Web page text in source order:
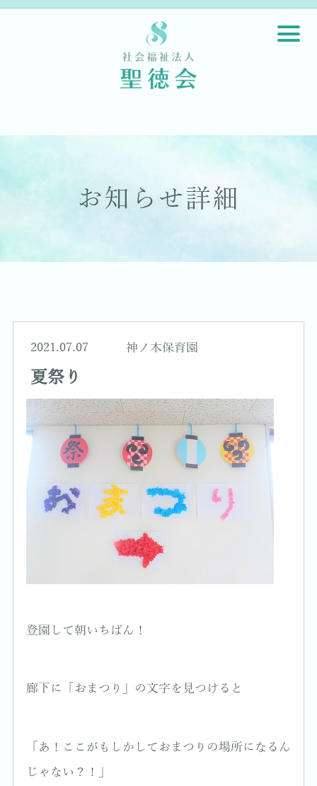
お知らせ詳細
2021.07.07 神ノ木保育園
夏祭り
登園して朝いちばん！
廊下に「おまつり」の文字を見つけると
「あ！ここがもしかしておまつりの場所になるん
じゃない？！」